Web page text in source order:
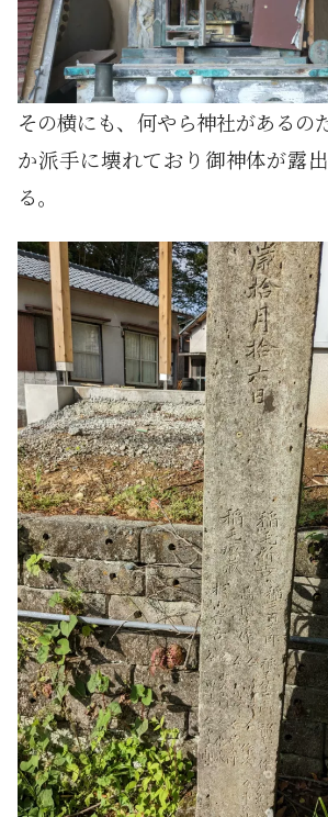
その横にも、何やら神社があるの
か派手に壊れており御神体が露
る。